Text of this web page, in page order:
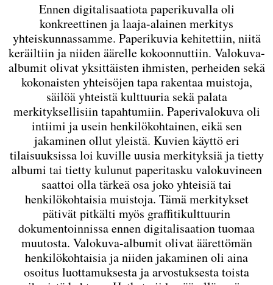
Ennen digitalisaatiota paperikuvalla oli
konkreettinen ja laaja-alainen merkitys
yhteiskunnassamme. Paperikuvia kehitettiin, niitä
keräiltiin ja niiden äärelle kokoonnuttiin. Valokuva-
albumit olivat yksittäisten ihmisten, perheiden sekä
kokonaisten yhteisöjen tapa rakentaa muistoja,
säilöä yhteistä kulttuuria sekä palata
merkityksellisiin tapahtumiin. Paperivalokuva oli
intiimi ja usein henkilökohtainen, eikä sen
jakaminen ollut yleistä. Kuvien käyttö eri
tilaisuuksissa loi kuville uusia merkityksiä ja tietty
albumi tai tietty kulunut paperitasku valokuvineen
saattoi olla tärkeä osa joko yhteisiä tai
henkilökohtaisia muistoja. Tämä merkitykset
pätivät pitkälti myös graffitikulttuurin
dokumentoinnissa ennen digitalisaation tuomaa
muutosta. Valokuva-albumit olivat äärettömän
henkilökohtaisia ja niiden jakaminen oli aina
osoitus luottamuksesta ja arvostuksesta toista